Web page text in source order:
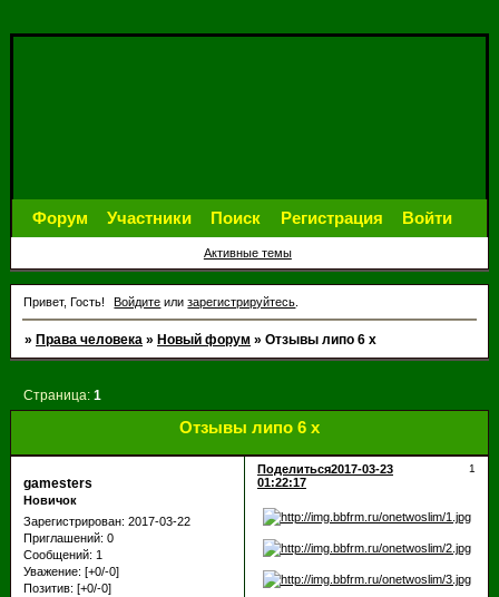
Форум Участники Поиск Регистрация Войти
Активные темы
Привет, Гость! Войдите илизарегистрируйтесь
»Права человека »Новый форум »Отзывы липо 6 х
Отзывы липо 6 х
Страница:1
Поделиться 1
2017-03-23
01:22:17
gamesters
Новичок
Зарегистрирован: 2017-03-22
Приглашений: 0
Сообщений: 1
Уважение: [+0/-0]
Позитив: [+0/-0]